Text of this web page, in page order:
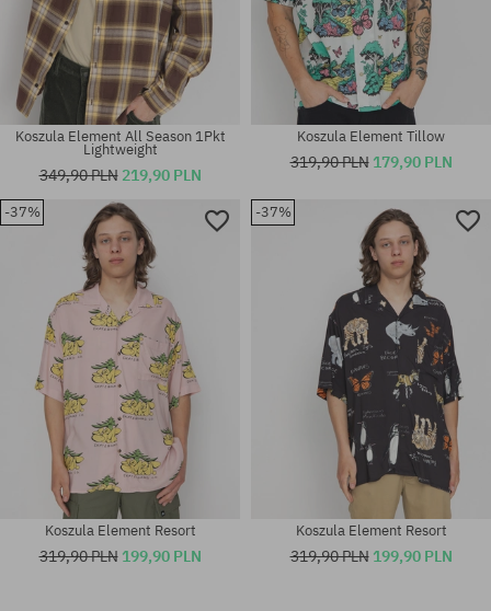
Dostępne rozmiary:
Dostępne rozmiary:
Koszula Element All Season 1Pkt
Lightweight
349,90 PLN 219,90 PLN
Koszula Element Tillow
319,90 PLN 179,90 PLN
-37%
Koszula Element Resort
319,90 PLN 199,90 PLN
-37%
Koszula Element Resort
319,90 PLN 199,90 PLN